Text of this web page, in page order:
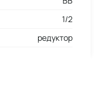
1/2
редуктор